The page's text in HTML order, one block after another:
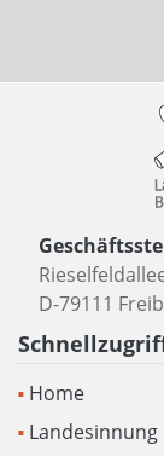
D-79111
Home
Landesinnung